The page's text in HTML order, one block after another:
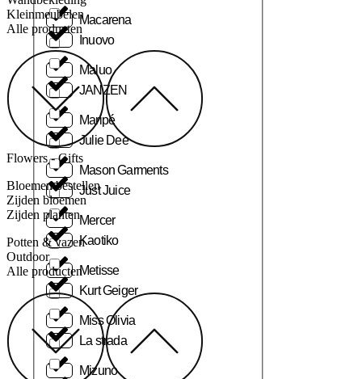
Macarena
Maluo
Maripé
Mason Garments
Mercer
Metisse
Miss Olivia
Mizuno
Inuovo
JANZEN
Julie Dee
Just Juice
Kaotiko
Kurt Geiger
La strada
Kleinmeubelen
Alle producten
Flowers - Gifts
Bloemen bestellen
Zijden bloemen
Zijden planten
Potten & vazen
Outdoor
Alle producten